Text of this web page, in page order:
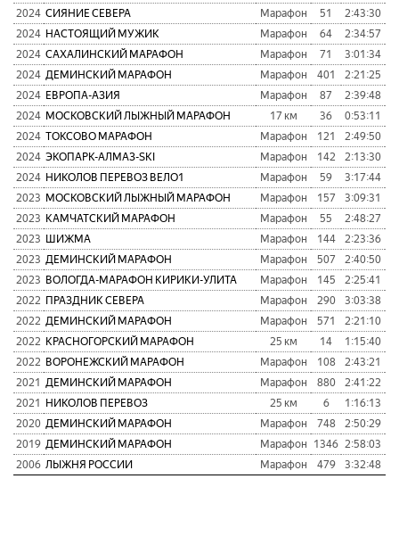
2024 СИЯНИЕ СЕВЕРА Марафон 51 2:43:30
2024 НАСТОЯЩИЙ МУЖИК Марафон 64 2:34:57
2024 САХАЛИНСКИЙ МАРАФОН Марафон 71 3:01:34
2024 ДЕМИНСКИЙ МАРАФОН Марафон 401 2:21:25
2024 ЕВРОПА-АЗИЯ Марафон 87 2:39:48
2024 МОСКОВСКИЙ ЛЫЖНЫЙ МАРАФОН 17 км 36 0:53:11
2024 ТОКСОВО МАРАФОН Марафон 121 2:49:50
2024 ЭКОПАРК-АЛМАЗ-SKI Марафон 142 2:13:30
2024 НИКОЛОВ ПЕРЕВОЗ ВЕЛО1 Марафон 59 3:17:44
2023 МОСКОВСКИЙ ЛЫЖНЫЙ МАРАФОН Марафон 157 3:09:31
2023 КАМЧАТСКИЙ МАРАФОН Марафон 55 2:48:27
2023 ШИЖМА Марафон 144 2:23:36
2023 ДЕМИНСКИЙ МАРАФОН Марафон 507 2:40:50
2023 ВОЛОГДА-МАРАФОН КИРИКИ-УЛИТА Марафон 145 2:25:41
2022 ПРАЗДНИК СЕВЕРА Марафон 290 3:03:38
2022 ДЕМИНСКИЙ МАРАФОН Марафон 571 2:21:10
2022 КРАСНОГОРСКИЙ МАРАФОН 25 км 14
1:15:40
2022 ВОРОНЕЖСКИЙ МАРАФОН Марафон 108 2:43:21
2021 ДЕМИНСКИЙ МАРАФОН Марафон 880 2:41:22
2021 НИКОЛОВ ПЕРЕВОЗ 25 км 6
1:16:13
2020 ДЕМИНСКИЙ МАРАФОН Марафон 748 2:50:29
2019 ДЕМИНСКИЙ МАРАФОН Марафон 1346 2:58:03
2006 ЛЫЖНЯ РОССИИ Марафон 479 3:32:48